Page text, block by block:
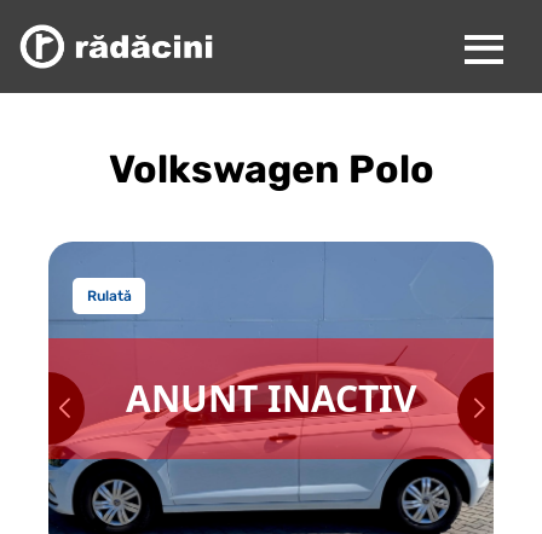
Volkswagen Polo
ANUNT INACTIV
Rulată